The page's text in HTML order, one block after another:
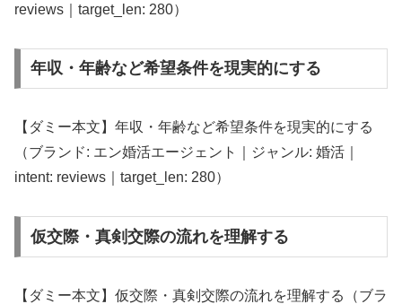
reviews｜target_len: 280）
年収・年齢など希望条件を現実的にする
【ダミー本文】年収・年齢など希望条件を現実的にする
（ブランド: エン婚活エージェント｜ジャンル: 婚活｜
intent: reviews｜target_len: 280）
仮交際・真剣交際の流れを理解する
【ダミー本文】仮交際・真剣交際の流れを理解する（ブラ